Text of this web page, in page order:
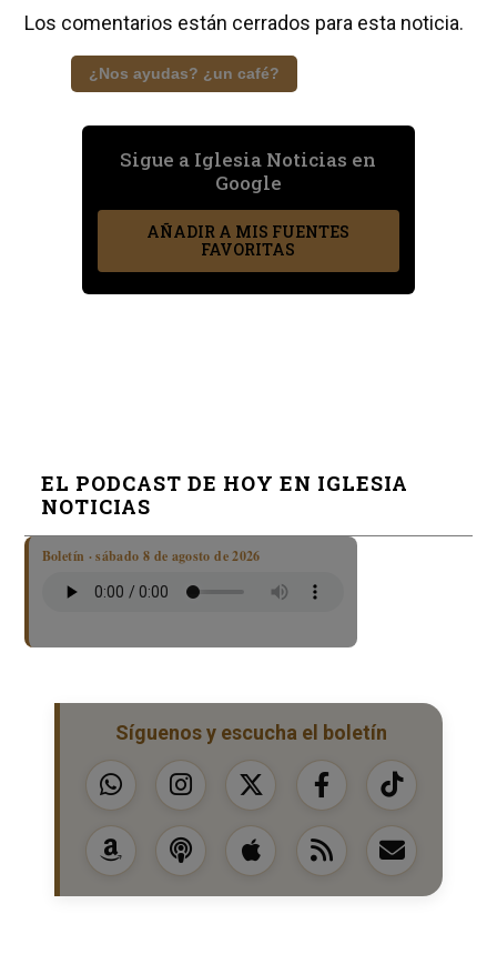
Los comentarios están cerrados para esta noticia.
¿Nos ayudas? ¿un café?
Sigue a Iglesia Noticias en
Google
AÑADIR A MIS FUENTES
FAVORITAS
EL PODCAST DE HOY EN IGLESIA
NOTICIAS
Boletín · sábado 8 de agosto de 2026
Síguenos y escucha el boletín